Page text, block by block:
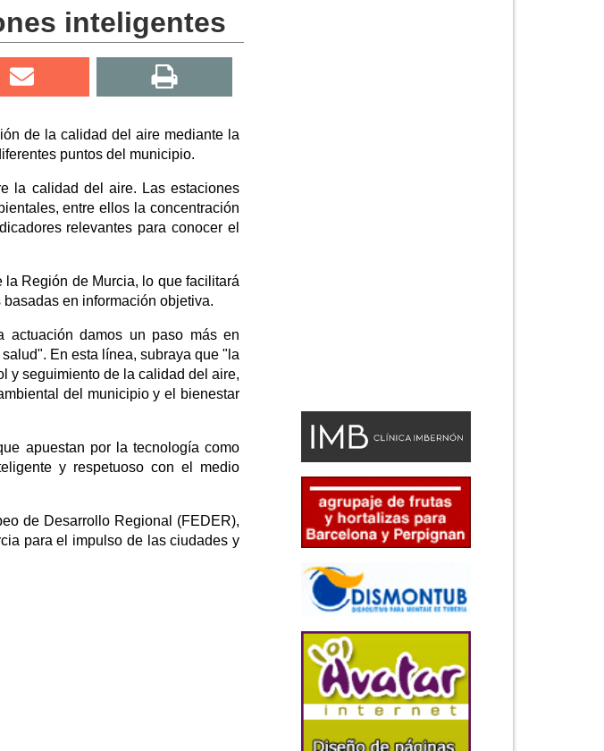
inteligentes
de la calidad del aire mediante la
puntos del municipio.
la calidad del aire. Las estaciones
entre ellos la concentración
relevantes para conocer el
Región de Murcia, lo que facilitará
en información objetiva.
actuación damos un paso más en
En esta línea, subraya que "la
y seguimiento de la calidad del aire,
del municipio y el bienestar
apuestan por la tecnología como
y respetuoso con el medio
de Desarrollo Regional (FEDER),
para el impulso de las ciudades y